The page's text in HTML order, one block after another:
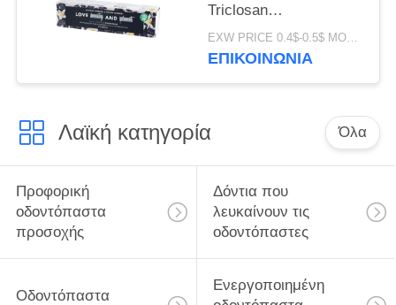
Triclosan
οδοντόπαστας
ξυλάνθρακα
EXW PRICE 0.4$-0.5$ MOQ:500pcs-30000pcs
ΕΠΙΚΟΙΝΩΝΊΑ
Λαϊκή κατηγορία Όλα
Προφορική
οδοντόπαστα
προσοχής
Δόντια που
λευκαίνουν τις
οδοντόπαστες
Οδοντόπαστα
Ενεργοποιημένη